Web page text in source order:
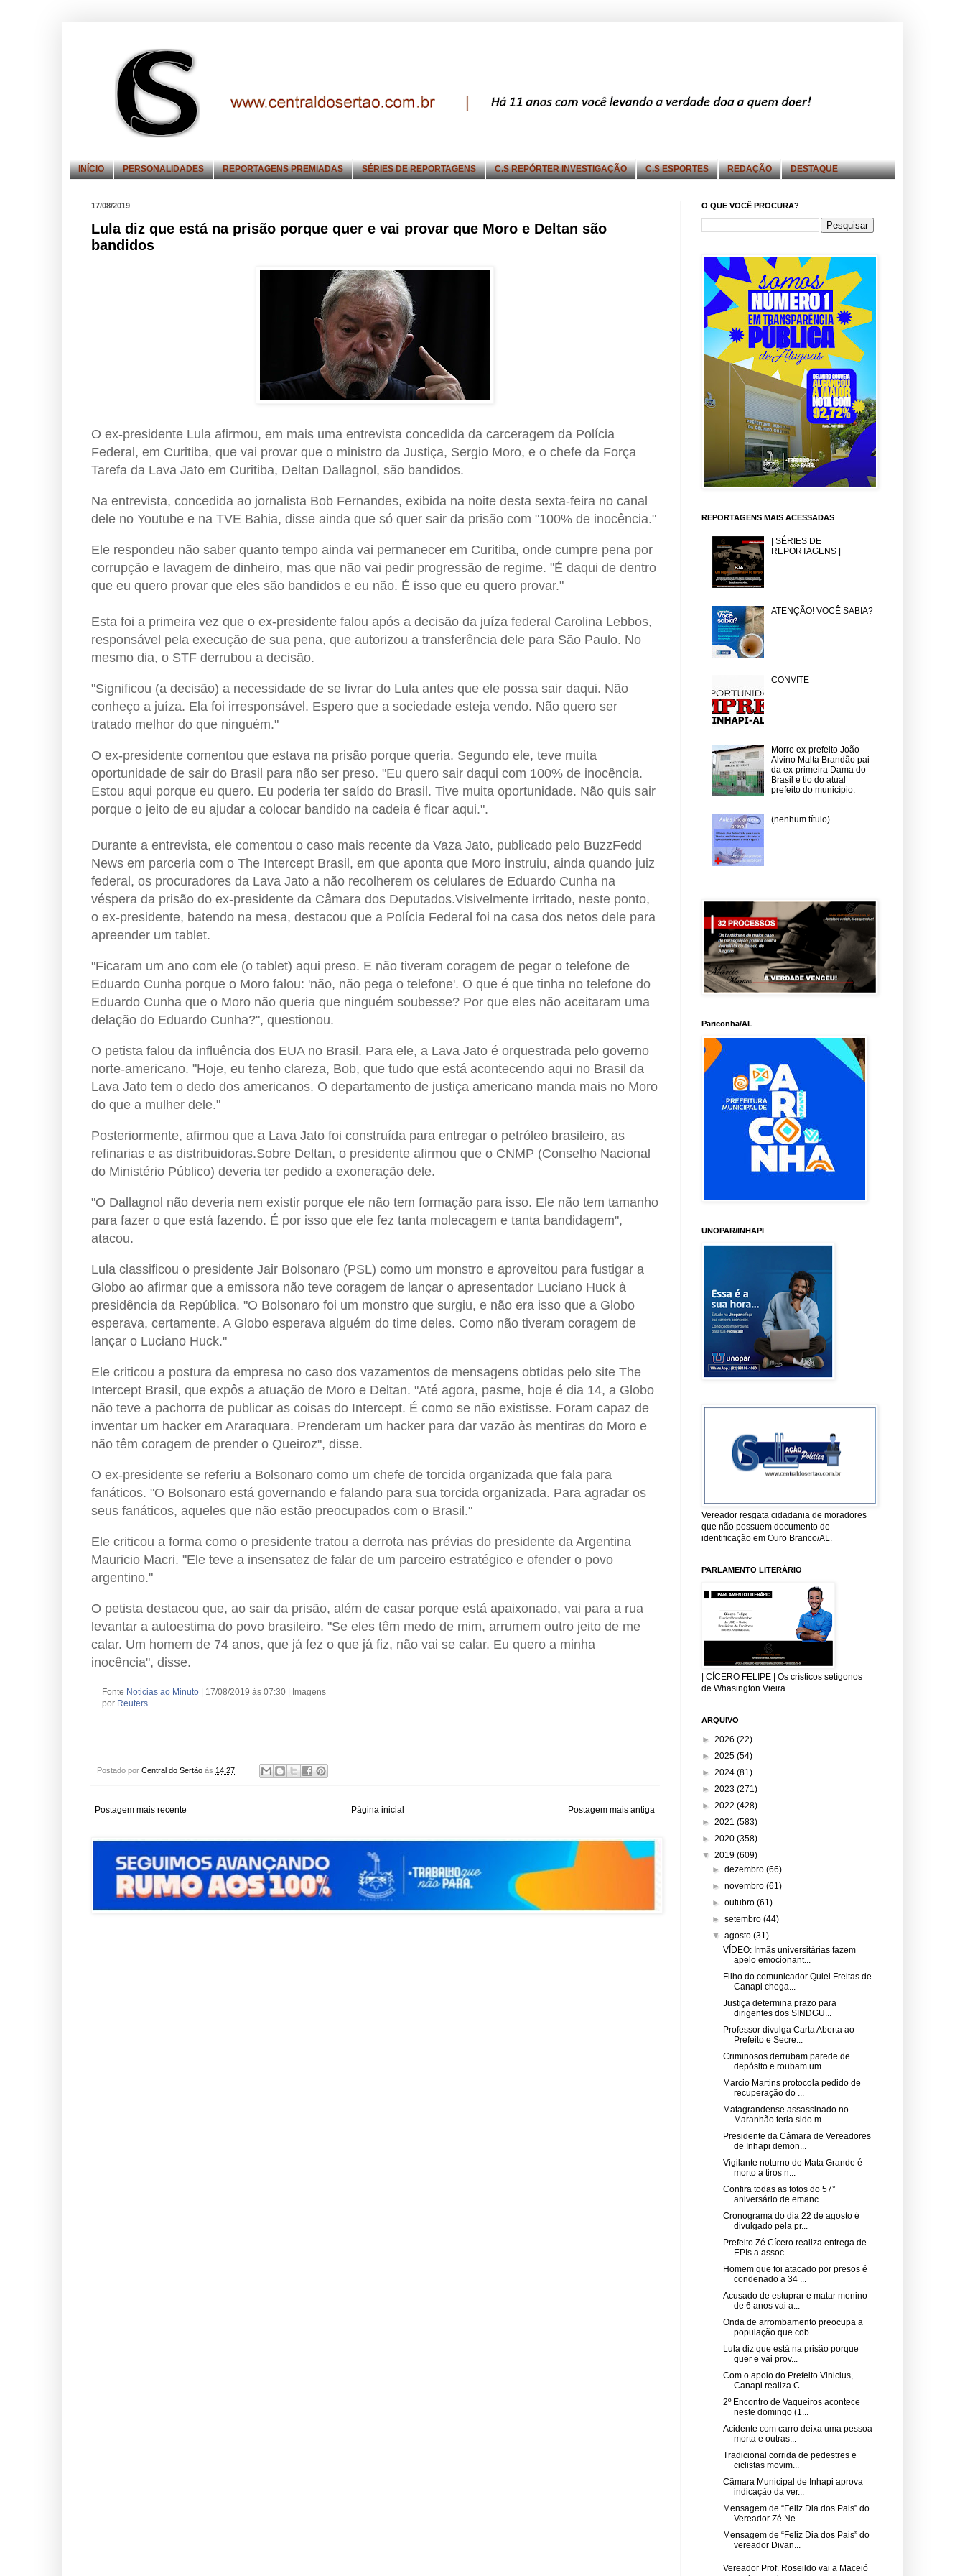
INÍCIO PERSONALIDADES REPORTAGENS PREMIADAS SÉRIES DE REPORTAGENS C.S REPÓRTER INVESTIGAÇÃO C.S ESPORTES REDAÇÃO DESTAQUE
17/08/2019
Lula diz que está na prisão porque quer e vai provar que Moro e Deltan são
bandidos
O ex-presidente Lula afirmou, em mais uma entrevista concedida da carceragem da Polícia
Federal, em Curitiba, que vai provar que o ministro da Justiça, Sergio Moro, e o chefe da Força
Tarefa da Lava Jato em Curitiba, Deltan Dallagnol, são bandidos.
Na entrevista, concedida ao jornalista Bob Fernandes, exibida na noite desta sexta-feira no canal
dele no Youtube e na TVE Bahia, disse ainda que só quer sair da prisão com "100% de inocência."
Ele respondeu não saber quanto tempo ainda vai permanecer em Curitiba, onde cumpre pena por
corrupção e lavagem de dinheiro, mas que não vai pedir progressão de regime. "É daqui de dentro
que eu quero provar que eles são bandidos e eu não. É isso que eu quero provar."
Esta foi a primeira vez que o ex-presidente falou após a decisão da juíza federal Carolina Lebbos,
responsável pela execução de sua pena, que autorizou a transferência dele para São Paulo. No
mesmo dia, o STF derrubou a decisão.
"Significou (a decisão) a necessidade de se livrar do Lula antes que ele possa sair daqui. Não
conheço a juíza. Ela foi irresponsável. Espero que a sociedade esteja vendo. Não quero ser
tratado melhor do que ninguém."
O ex-presidente comentou que estava na prisão porque queria. Segundo ele, teve muita
oportunidade de sair do Brasil para não ser preso. "Eu quero sair daqui com 100% de inocência.
Estou aqui porque eu quero. Eu poderia ter saído do Brasil. Tive muita oportunidade. Não quis sair
porque o jeito de eu ajudar a colocar bandido na cadeia é ficar aqui.".
Durante a entrevista, ele comentou o caso mais recente da Vaza Jato, publicado pelo BuzzFedd
News em parceria com o The Intercept Brasil, em que aponta que Moro instruiu, ainda quando juiz
federal, os procuradores da Lava Jato a não recolherem os celulares de Eduardo Cunha na
véspera da prisão do ex-presidente da Câmara dos Deputados.Visivelmente irritado, neste ponto,
o ex-presidente, batendo na mesa, destacou que a Polícia Federal foi na casa dos netos dele para
apreender um tablet.
"Ficaram um ano com ele (o tablet) aqui preso. E não tiveram coragem de pegar o telefone de
Eduardo Cunha porque o Moro falou: 'não, não pega o telefone'. O que é que tinha no telefone do
Eduardo Cunha que o Moro não queria que ninguém soubesse? Por que eles não aceitaram uma
delação do Eduardo Cunha?", questionou.
O petista falou da influência dos EUA no Brasil. Para ele, a Lava Jato é orquestrada pelo governo
norte-americano. "Hoje, eu tenho clareza, Bob, que tudo que está acontecendo aqui no Brasil da
Lava Jato tem o dedo dos americanos. O departamento de justiça americano manda mais no Moro
do que a mulher dele."
Posteriormente, afirmou que a Lava Jato foi construída para entregar o petróleo brasileiro, as
refinarias e as distribuidoras.Sobre Deltan, o presidente afirmou que o CNMP (Conselho Nacional
do Ministério Público) deveria ter pedido a exoneração dele.
"O Dallagnol não deveria nem existir porque ele não tem formação para isso. Ele não tem tamanho
para fazer o que está fazendo. É por isso que ele fez tanta molecagem e tanta bandidagem",
atacou.
Lula classificou o presidente Jair Bolsonaro (PSL) como um monstro e aproveitou para fustigar a
Globo ao afirmar que a emissora não teve coragem de lançar o apresentador Luciano Huck à
presidência da República. "O Bolsonaro foi um monstro que surgiu, e não era isso que a Globo
esperava, certamente. A Globo esperava alguém do time deles. Como não tiveram coragem de
lançar o Luciano Huck."
Ele criticou a postura da empresa no caso dos vazamentos de mensagens obtidas pelo site The
Intercept Brasil, que expôs a atuação de Moro e Deltan. "Até agora, pasme, hoje é dia 14, a Globo
não teve a pachorra de publicar as coisas do Intercept. É como se não existisse. Foram capaz de
inventar um hacker em Araraquara. Prenderam um hacker para dar vazão às mentiras do Moro e
não têm coragem de prender o Queiroz", disse.
O ex-presidente se referiu a Bolsonaro como um chefe de torcida organizada que fala para
fanáticos. "O Bolsonaro está governando e falando para sua torcida organizada. Para agradar os
seus fanáticos, aqueles que não estão preocupados com o Brasil."
Ele criticou a forma como o presidente tratou a derrota nas prévias do presidente da Argentina
Mauricio Macri. "Ele teve a insensatez de falar de um parceiro estratégico e ofender o povo
argentino."
O petista destacou que, ao sair da prisão, além de casar porque está apaixonado, vai para a rua
levantar a autoestima do povo brasileiro. "Se eles têm medo de mim, arrumem outro jeito de me
calar. Um homem de 74 anos, que já fez o que já fiz, não vai se calar. Eu quero a minha
inocência", disse.
Fonte Noticias ao Minuto | 17/08/2019 às 07:30 | Imagens
por Reuters
Postado por Central do Sertão às 14:27
Postagem mais recente Postagem mais antiga
Página inicial
O QUE VOCÊ PROCURA?
REPORTAGENS MAIS ACESSADAS
| SÉRIES DE
REPORTAGENS |
ATENÇÃO! VOCÊ SABIA?
CONVITE
Morre ex-prefeito João
Alvino Malta Brandão pai
da ex-primeira Dama do
Brasil e tio do atual
prefeito do município.
(nenhum título)
Pariconha/AL
UNOPAR/INHAPI
Vereador resgata cidadania de moradores
que não possuem documento de
identificação em Ouro Branco/AL.
PARLAMENTO LITERÁRIO
| CÍCERO FELIPE | Os crísticos setígonos
de Whasington Vieira.
ARQUIVO
► 2026 (22)
► 2025 (54)
► 2024 (81)
► 2023 (271)
► 2022 (428)
► 2021 (583)
► 2020 (358)
▼ 2019 (609)
►dezembro(66)
►novembro(61)
►outubro(61)
►setembro(44)
▼agosto(31)
VÍDEO: Irmãs universitárias fazem
apelo emocionant...
Filho do comunicador Quiel Freitas de
Canapi chega...
Justiça determina prazo para
dirigentes dos SINDGU...
Professor divulga Carta Aberta ao
Prefeito e Secre...
Criminosos derrubam parede de
depósito e roubam um...
Marcio Martins protocola pedido de
recuperação do ...
Matagrandense assassinado no
Maranhão teria sido m...
Presidente da Câmara de Vereadores
de Inhapi demon...
Vigilante noturno de Mata Grande é
morto a tiros n...
Confira todas as fotos do 57°
aniversário de emanc...
Cronograma do dia 22 de agosto é
divulgado pela pr...
Prefeito Zé Cícero realiza entrega de
EPIs a assoc...
Homem que foi atacado por presos é
condenado a 34 ...
Acusado de estuprar e matar menino
de 6 anos vai a...
Onda de arrombamento preocupa a
população que cob...
Lula diz que está na prisão porque
quer e vai prov...
Com o apoio do Prefeito Vinicius,
Canapi realiza C...
2º Encontro de Vaqueiros acontece
neste domingo (1...
Acidente com carro deixa uma pessoa
morta e outras...
Tradicional corrida de pedestres e
ciclistas movim...
Câmara Municipal de Inhapi aprova
indicação da ver...
Mensagem de “Feliz Dia dos Pais” do
Vereador Zé Ne...
Mensagem de “Feliz Dia dos Pais” do
vereador Divan...
Vereador Prof. Roseildo vai a Maceió